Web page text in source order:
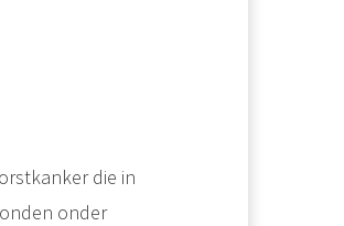
die in
onder